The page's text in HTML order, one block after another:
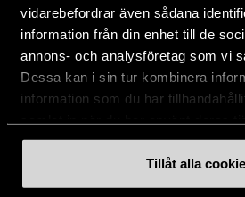
vidarebefordrar även sådana
information från din enhet till de
annons- och analysföretag som vi
Dessa kan i sin tur kombinera
information som du har
Tillåt alla